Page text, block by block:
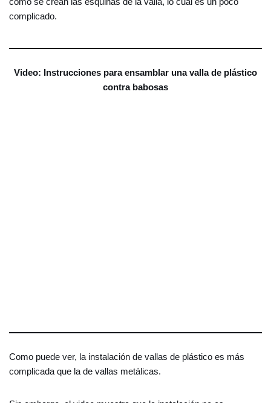
complicado.
Video: Instrucciones para ensamblar una valla de plástico
contra babosas
Como puede ver, la instalación de vallas de plástico es más
complicada que la de vallas metálicas.